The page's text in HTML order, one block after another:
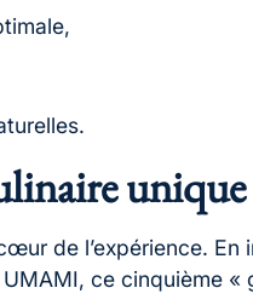
de l’expérience.
ce cinquième